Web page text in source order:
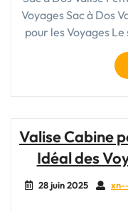
Voyages Sac à Dos
pour les Voyages
Valise Cabine
Idéal des
28 juin 2025